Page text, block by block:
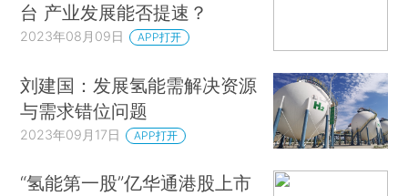
台 产业发展能否提速？
2023年08月09日 APP打开
刘建国：发展氢能需解决资源
与需求错位问题
2023年09月17日 APP打开
“氢能第一股”亿华通港股上市